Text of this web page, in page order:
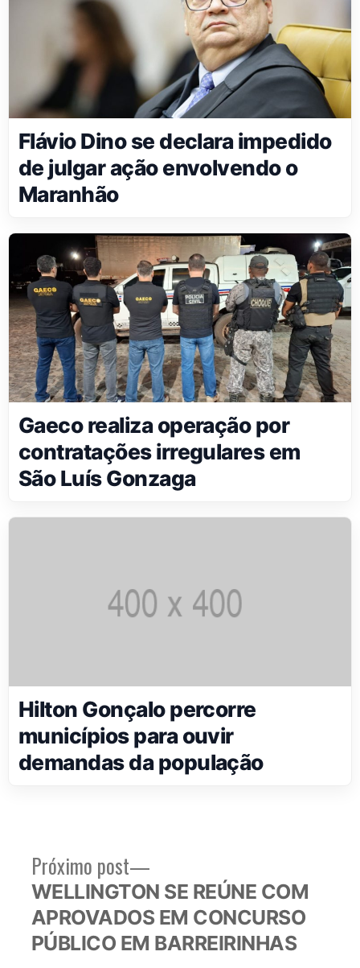
Flávio Dino se declara impedido
de julgar ação envolvendo o
Maranhão
Gaeco realiza operação por
contratações irregulares em
São Luís Gonzaga
Hilton Gonçalo percorre
municípios para ouvir
demandas da população
Navegação
de
Post
Próximo post
Próximo
post:
WELLINGTON SE REÚNE COM
APROVADOS EM CONCURSO
PÚBLICO EM BARREIRINHAS